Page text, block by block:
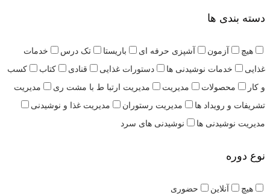
دسته بندی ها
هیچ آزمون آشپزی حرفه ای باریستا تک درس
خدمات
غذایی
خدمات نوشیدنی ها دستورات غذایی قنادی کتاب
کسب
و کار
محصولات مدیریت مدیریت ارتبا ط با مشت ری
مدیریت
تشریفات و رویداد ها
مدیریت رستوران
مدیریت غذا و نوشیدنی
مدیریت نوشیدنی ها
نوشیدنی های سرد
نوع دوره
هیچ آنلاین
حضوری